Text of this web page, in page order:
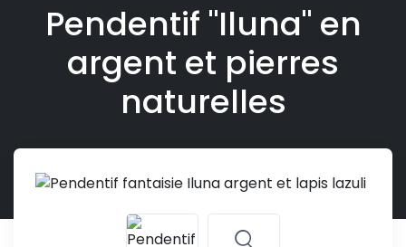
Pendentif "Iluna" en
argent et pierres
naturelles